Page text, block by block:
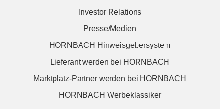
Investor Relations
Presse/Medien
HORNBACH Hinweisgebersystem
Lieferant werden bei HORNBACH
Marktplatz-Partner werden bei HORNBACH
HORNBACH Werbeklassiker